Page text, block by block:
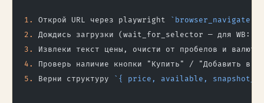
1. Открой URL через playwright `browser_navigate`
2.
Дождись загрузки (wait_for_selector — для WB:
3.
Извлеки текст цены, очисти от пробелов и
4.
Проверь наличие кнопки "Купить" / "Добавить в
5.
Верни структуру `{ price, available,